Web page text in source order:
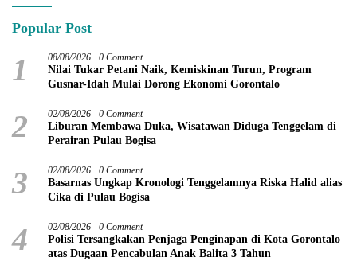
Popular Post
1 08/08/2026 0 Comment
Nilai Tukar Petani Naik, Kemiskinan Turun, Program
Gusnar-Idah Mulai Dorong Ekonomi Gorontalo
2 02/08/2026 0 Comment
Liburan Membawa Duka, Wisatawan Diduga Tenggelam di
Perairan Pulau Bogisa
3 02/08/2026 0 Comment
Basarnas Ungkap Kronologi Tenggelamnya Riska Halid alias
Cika di Pulau Bogisa
4 02/08/2026 0 Comment
Polisi Tersangkakan Penjaga Penginapan di Kota Gorontalo
atas Dugaan Pencabulan Anak Balita 3 Tahun